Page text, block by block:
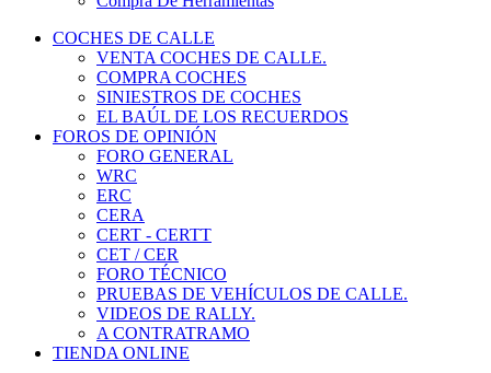
COCHES DE CALLE
VENTA COCHES DE CALLE.
COMPRA COCHES
SINIESTROS DE COCHES
EL BAÚL DE LOS RECUERDOS
FOROS DE OPINIÓN
FORO GENERAL
WRC
ERC
CERA
CERT - CERTT
CET / CER
FORO TÉCNICO
PRUEBAS DE VEHÍCULOS DE CALLE.
VIDEOS DE RALLY.
A CONTRATRAMO
TIENDA ONLINE
NUEVO ANUNCIO